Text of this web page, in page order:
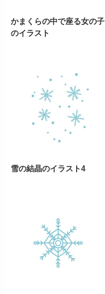
かまくらの中で座る女の子
のイラスト
雪の結晶のイラスト4